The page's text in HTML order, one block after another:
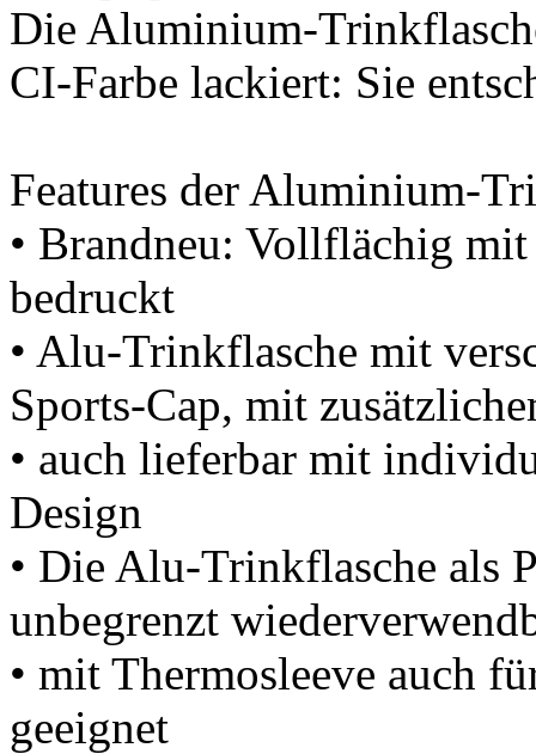
Die Aluminium-
CI-Farbe lackiert: Sie
Features der Aluminium-
• Brandneu: Vollflächig mit
bedruckt
• Alu-Trinkflasche mit
Sports-Cap, mit
• auch lieferbar mit
Design
• Die Alu-Trinkflasche als
unbegrenzt
• mit Thermosleeve auch
geeignet